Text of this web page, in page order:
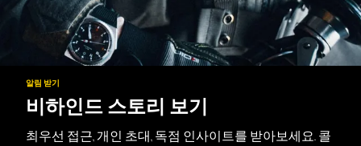
알림 받기
비하인드 스토리 보기
최우선 접근, 개인 초대, 독점 인사이트를 받아보세요. 콜